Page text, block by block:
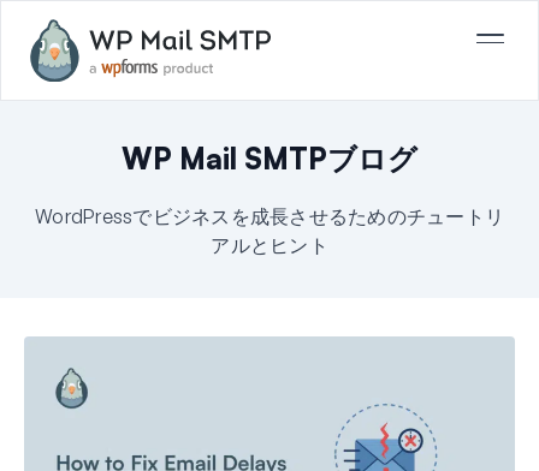
WP Mail SMTPブログ
WordPressでビジネスを成長させるためのチュートリ
アルとヒント